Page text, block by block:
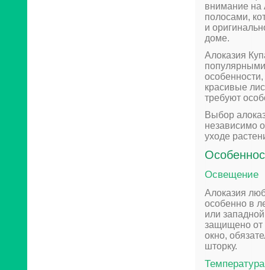
внимание на
полосами,
и
доме.
Алоказия
популярными
красивые
требуют
Выбор
независимо
уходе
Освещение
Алоказия
особенно в
или
защищено от
окно,
шторку.
Температура